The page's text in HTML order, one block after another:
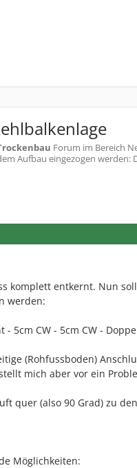
Forum im Bereich
Aufbau eingezogen werden:
komplett entkernt. Nun
werden:
- 5cm CW - 5cm CW -
(Rohfussboden)
mich aber vor ein
quer (also 90 Grad) zu
Möglichkeiten: